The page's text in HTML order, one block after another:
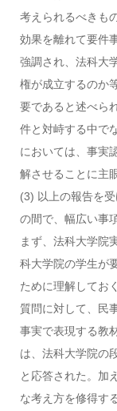
考えられるべきも
効果を離れて要件
強調され、法科大
権が成立するのか
要であると述べら
件と対峙する中で
においては、事実
解させることに主
(3) 以上の報告を
の間で、幅広い事
まず、法科大学院
科大学院の学生が
ために理解してお
質問に対して、民
事実で表現する教
は、法科大学院の
と応答された。加
な考え方を修得す